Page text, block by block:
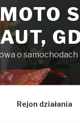
o samochodach
Rejon działania